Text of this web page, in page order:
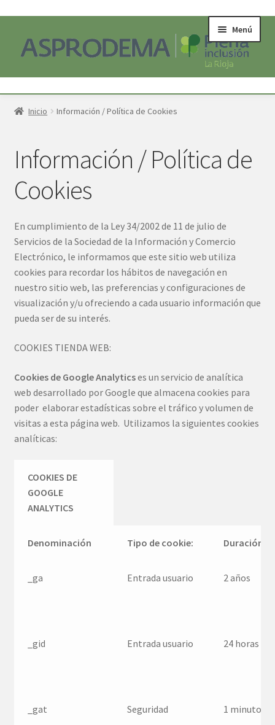
lacontenido
Menú
Inicio
Acerca
MI CUENTA
Inicio Información / Política de Cookies
Información / Política de
Cookies
En cumplimiento de la Ley 34/2002 de 11 de julio de
Servicios de la Sociedad de la Información y Comercio
Electrónico, le informamos que este sitio web utiliza
cookies para recordar los hábitos de navegación en
nuestro sitio web, las preferencias y configuraciones de
visualización y/u ofreciendo a cada usuario información que
pueda ser de su interés.
COOKIES TIENDA WEB:
Cookies de Google Analyticses un servicio de analítica
web desarrollado por Google que almacena cookies para
poder elaborar estadísticas sobre el tráfico y volumen de
visitas a esta página web. Utilizamos la siguientes cookies
analíticas:
COOKIES DE
GOOGLE
ANALYTICS
Denominación Tipo de cookie: Duración:
_ga Entrada usuario 2 años
_gid Entrada usuario 24 horas
_gat Seguridad 1 minuto